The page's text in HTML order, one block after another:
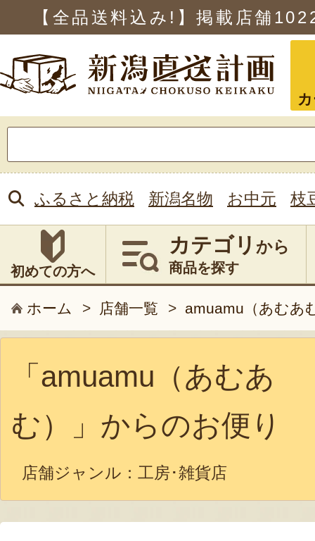
【全品送料込み!】掲載店舗
索:
ふるさと納税 新潟名物 お中元 枝
初めての方へ
カテゴリ から
商品を探す
ホーム > 店舗一覧 > amuamu（あむあ
「amuamu（あむあ
む）」からのお便り
店舗ジャンル： 工房･雑貨店